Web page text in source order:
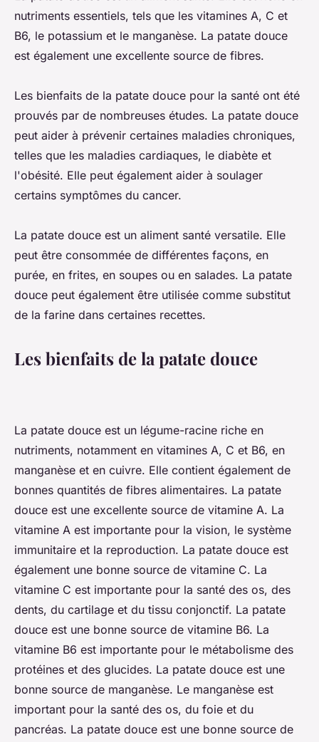
nutriments essentiels, tels que les vitamines A, C et
B6, le potassium et le manganèse. La patate douce
est également une excellente source de fibres.
Les bienfaits de la patate douce pour la santé ont été
prouvés par de nombreuses études. La patate douce
peut aider à prévenir certaines maladies chroniques,
telles que les maladies cardiaques, le diabète et
l'obésité. Elle peut également aider à soulager
certains symptômes du cancer.
La patate douce est un aliment santé versatile. Elle
peut être consommée de différentes façons, en
purée, en frites, en soupes ou en salades. La patate
douce peut également être utilisée comme substitut
de la farine dans certaines recettes.
Les bienfaits de la patate douce
La patate douce est un légume-racine riche en
nutriments, notamment en vitamines A, C et B6, en
manganèse et en cuivre. Elle contient également de
bonnes quantités de fibres alimentaires. La patate
douce est une excellente source de vitamine A. La
vitamine A est importante pour la vision, le système
immunitaire et la reproduction. La patate douce est
également une bonne source de vitamine C. La
vitamine C est importante pour la santé des os, des
dents, du cartilage et du tissu conjonctif. La patate
douce est une bonne source de vitamine B6. La
vitamine B6 est importante pour le métabolisme des
protéines et des glucides. La patate douce est une
bonne source de manganèse. Le manganèse est
important pour la santé des os, du foie et du
pancréas. La patate douce est une bonne source de